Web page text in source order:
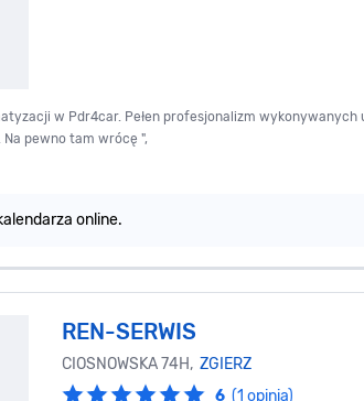
w Pdr4car. Pełen profesjonalizm wykonywanych
pewno tam wrócę ",
online.
REN-SERWIS
CIOSNOWSKA 74H, ZGIERZ
6 (1 opinia)